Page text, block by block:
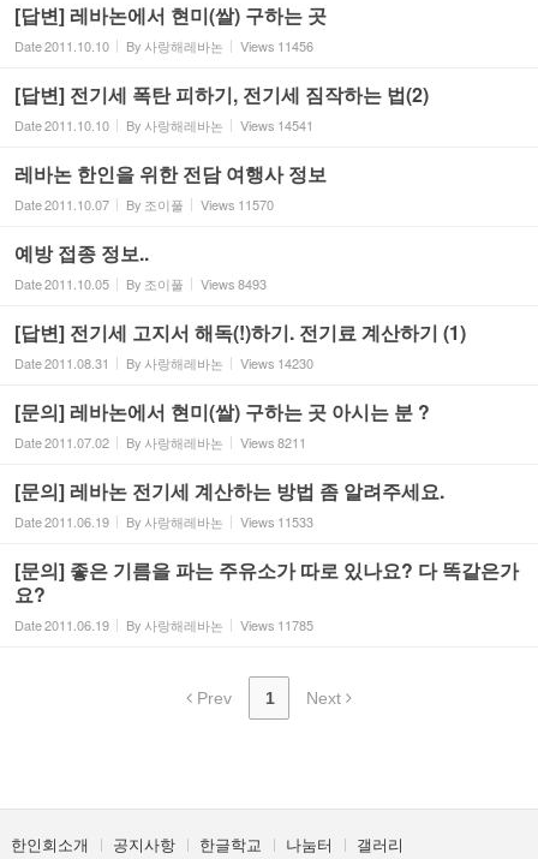
[답변] 레바논에서 현미(쌀) 구하는 곳
Date2011.10.10 By 사랑해레바논 Views 11456
[답변] 전기세 폭탄 피하기, 전기세 짐작하는 법(2)
Date2011.10.10 By 사랑해레바논 Views 14541
레바논 한인을 위한 전담 여행사 정보
Date2011.10.07 By 조이풀 Views 11570
예방 접종 정보..
Date2011.10.05 By 조이풀 Views8493
[답변] 전기세 고지서 해독(!)하기. 전기료 계산하기 (1)
Date2011.08.31 By 사랑해레바논 Views 14230
[문의] 레바논에서 현미(쌀) 구하는 곳 아시는 분 ?
Date2011.07.02 By 사랑해레바논 Views8211
[문의] 레바논 전기세 계산하는 방법 좀 알려주세요.
Date2011.06.19 By 사랑해레바논 Views 11533
[문의] 좋은 기름을 파는 주유소가 따로 있나요? 다 똑같은가
요?
Date2011.06.19 By 사랑해레바논 Views 11785
Prev 1 Next
한인회소개 공지사항 한글학교 나눔터 갤러리